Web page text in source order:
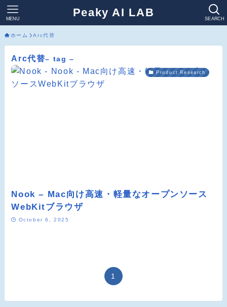
Peaky AI LAB SEARCH
MENU
ホーム Arc代替
Arc代替– tag –
Product Research
Nook – Mac向け高速・軽量なオープンソース
WebKitブラウザ
October 6, 2025
1